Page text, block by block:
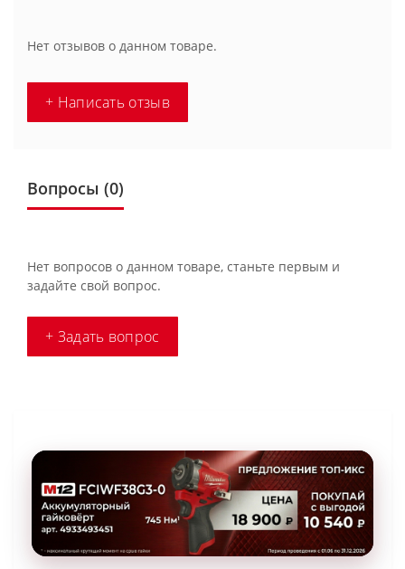
Нет отзывов о данном товаре.
+ Написать отзыв
Вопросы (0)
Нет вопросов о данном товаре, станьте первым и
задайте свой вопрос.
+ Задать вопрос